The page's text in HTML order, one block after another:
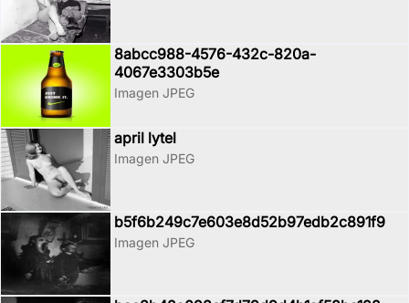
8abcc988-4576-432c-820a-
4067e3303b5e
Imagen JPEG
april lytel
Imagen JPEG
b5f6b249c7e603e8d52b97edb2c891f9
Imagen JPEG